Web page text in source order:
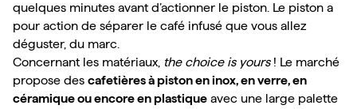
quelques minutes avant d’actionner le piston. Le piston a
pour action de séparer le café infusé que vous allez
déguster, du marc.
Concernant les matériaux, the choice is yours ! Le marché
propose des cafetières à piston en inox, en verre, en
céramique ou encore en plastique avec une large palette